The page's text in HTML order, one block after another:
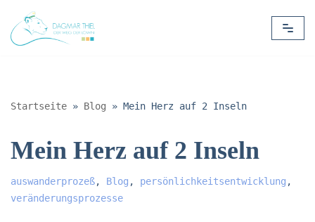
Zum
Startseite » Blog » Mein Herz auf 2 Inseln
Mein Herz auf 2 Inseln
auswanderprozeß, Blog , persönlichkeitsentwicklung ,
veränderungsprozesse